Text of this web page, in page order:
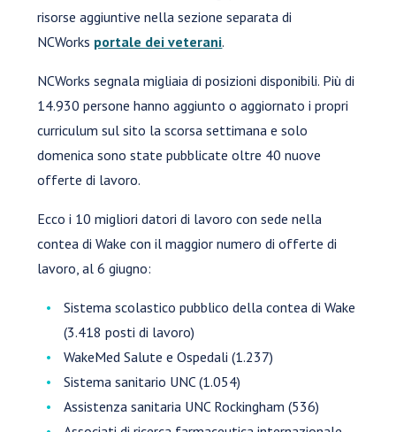
risorse aggiuntive nella sezione separata di
NCWorks portale dei veterani.
NCWorks segnala migliaia di posizioni disponibili. Più di
14.930 persone hanno aggiunto o aggiornato i propri
curriculum sul sito la scorsa settimana e solo
domenica sono state pubblicate oltre 40 nuove
offerte di lavoro.
Ecco i 10 migliori datori di lavoro con sede nella
contea di Wake con il maggior numero di offerte di
lavoro, al 6 giugno:
Sistema scolastico pubblico della contea di Wake
(3.418 posti di lavoro)
WakeMed Salute e Ospedali (1.237)
Sistema sanitario UNC (1.054)
Assistenza sanitaria UNC Rockingham (536)